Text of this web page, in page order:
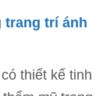
trang trí ánh
thiết kế tinh